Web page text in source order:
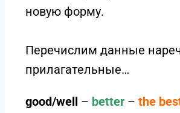
новую форму.
Перечислим данные
прилагательные…
good/well – better – the